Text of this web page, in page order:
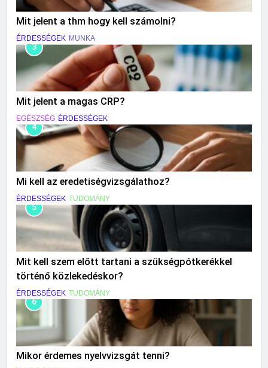
Mit jelent a thm hogy kell számolni?
ÉRDESSÉGEK MUNKA
3
Mit jelent a magas CRP?
EGÉSZSÉG ÉRDESSÉGEK
4
Mi kell az eredetiségvizsgálathoz?
ÉRDESSÉGEK TUDOMÁNY
5
Mit kell szem előtt tartani a szükségpótkerékkel
történő közlekedéskor?
ÉRDESSÉGEK TUDOMÁNY
6
Mikor érdemes nyelvvizsgát tenni?